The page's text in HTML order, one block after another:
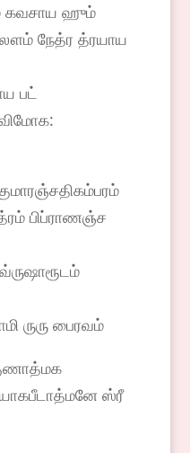
ஹும்
நேத்ர த்ரயாய
பட்
பிப்ராணஞ்ச
ருரு பைரவம்
ஸ்ரீ